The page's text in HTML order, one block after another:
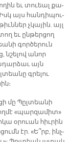
եւ տուեալ քա­
այս հան­դի­պու­
չկա­յին. այլ
եւ ըն­թեր­ցող
գոր­ծե­րուն
նշե­լով ա­նոր
այն
գրե­լու
մը Պըլ­տեա­նի
«պար­զա­մի­տ»
օ­րուան հիւ­րին
էր. «Ե՞րբ, ինչ­